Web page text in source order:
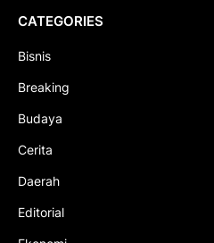
CATEGORIES
Bisnis
Breaking
Budaya
Cerita
Daerah
Editorial